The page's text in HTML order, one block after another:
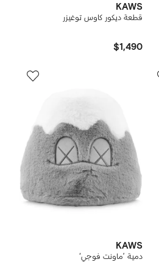
KAWS
قطعة ديكور كاوس توغيزر
$1,490
KAWS
دمية ’ماونت فوجي‘